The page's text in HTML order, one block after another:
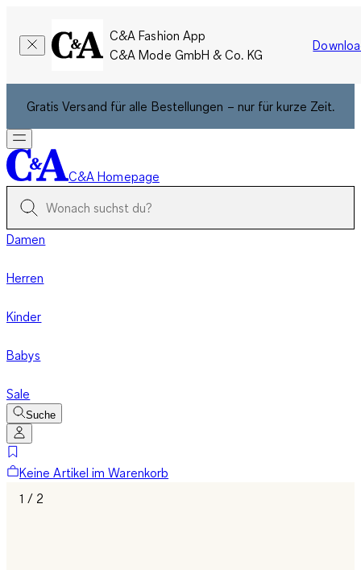
C&A Fashion App
C&A Mode GmbH & Co. KG
Gratis Versand für alle Bestellungen – nur für kurze Zeit.
C&A Homepage
Damen
Herren
Kinder
Babys
Sale
Suche
Keine Artikel im Warenkorb
1 / 2